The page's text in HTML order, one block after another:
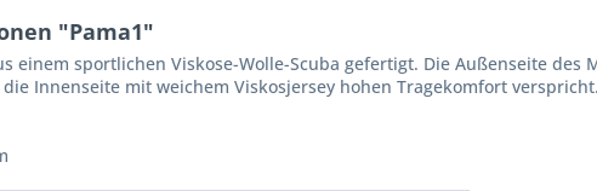
"Pama1"
einem sportlichen Viskose-Wolle-Scuba gefertigt. Die Außenseite
Innenseite mit weichem Viskosjersey hohen Tragekomfort